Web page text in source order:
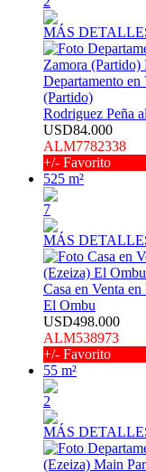
MÁS
Departamento
(Partido)
Rodriguez Peña
USD84.000
ALM7782338
+/- Favorito
525 m²
7
MÁS
Casa en Venta
El Ombu
USD498.000
ALM538973
+/- Favorito
55 m²
2
MÁS